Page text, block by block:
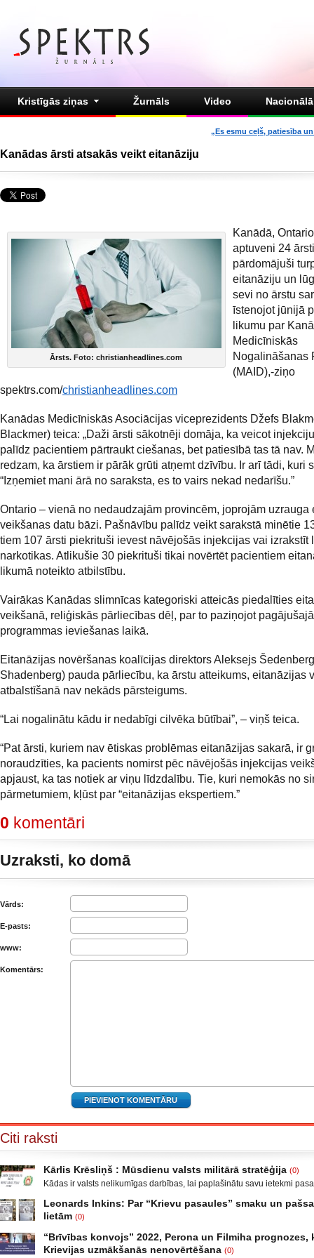
Kristīgās ziņas Žurnāls Video
„Es esmu ceļš, patiesība
Kanādas ārsti atsakās veikt eitanāziju
Ārsts. Foto: christianheadlines.com
Kanādā,
aptuveni 24 ārsti
pārdomājuši
eitanāziju un
sevi no ārstu
īstenojot jūnijā
likumu par
Medicīniskās
Nogalināšanas
(MAID),-ziņo
spektrs.com/christianheadlines.com
Kanādas Medicīniskās Asociācijas viceprezidents Džefs
Blackmer) teica: „Daži ārsti sākotnēji domāja, ka veicot
palīdz pacientiem pārtraukt ciešanas, bet patiesībā tas tā nav.
redzam, ka ārstiem ir pārāk grūti atņemt dzīvību. Ir arī tādi, kuri
“Izņemiet mani ārā no saraksta, es to vairs nekad nedarīšu.”
Ontario – vienā no nedaudzajām provincēm, joprojām uzrauga
veikšanas datu bāzi. Pašnāvību palīdz veikt sarakstā minētie
tiem 107 ārsti piekrituši ievest nāvējošās injekcijas vai izrakstīt
narkotikas. Atlikušie 30 piekrituši tikai novērtēt pacientiem
likumā noteikto atbilstību.
Vairākas Kanādas slimnīcas kategoriski atteicās piedalīties
veikšanā, reliģiskās pārliecības dēļ, par to paziņojot
programmas ieviešanas laikā.
Eitanāzijas novēršanas koalīcijas direktors Aleksejs
Shadenberg) pauda pārliecību, ka ārstu atteikums, eitanāzijas
atbalstīšanā nav nekāds pārsteigums.
“Lai nogalinātu kādu ir nedabīgi cilvēka būtībai”, – viņš teica.
“Pat ārsti, kuriem nav ētiskas problēmas eitanāzijas sakarā, ir
noraudzīties, ka pacients nomirst pēc nāvējošās injekcijas
apjaust, ka tas notiek ar viņu līdzdalību. Tie, kuri nemokās no
pārmetumiem, kļūst par “eitanāzijas ekspertiem.”
0 komentāri
Uzraksti, ko domā
Vārds:
E-pasts:
www:
Komentārs:
Citi raksti
Kārlis Krēsliņš : Mūsdienu valsts militārā stratēģija (0)
Kādas ir valsts nelikumīgas darbības, lai paplašinātu savu ietekmi
Krievijas un ar to aizstāvēšanu pamatots iebrukums Gruzijā. Ukrainā
un izveidot militāro konfliktu Doņeckas un Luganskas novados. Vai tas
neatgādina to, kā attīstījās notikumi pirms II pasaules kara? Nākamais
Leonards Inkins: Par “Krievu pasaules” smaku un
lietām (0)
laiks: daļa. Atgriešanās, Neizmantoto iespēju laiks Smēķētāji Kāds
publicējot facebūkā dažus teikumus, par krieviem un Krieviju, ar
“Brīvības konvojs” 2022, Perona un Filmiha prognozes,
Krievijas uzmākšanās nenovērtēšana (0)